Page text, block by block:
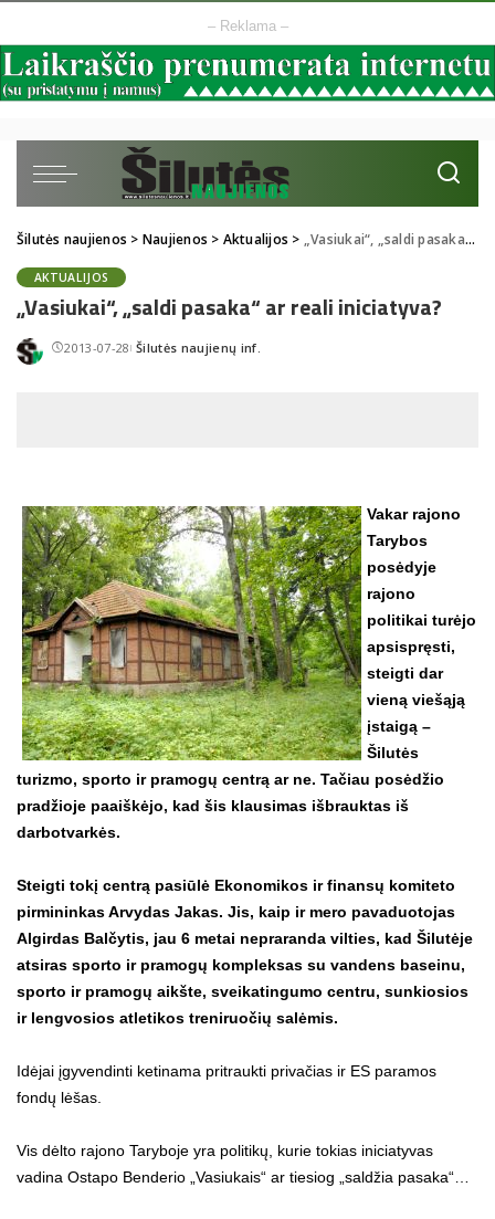
– Reklama –
Šilutės naujienos > Naujienos > Aktualijos > „Vasiukai“, „saldi pasaka“ ar reali iniciatyva?
AKTUALIJOS
„Vasiukai“, „saldi pasaka“ ar reali iniciatyva?
2013-07-28Posted
Šilutės naujienų inf.
Vakar rajono
Tarybos
posėdyje
rajono
politikai turėjo
apsispręsti,
steigti dar
vieną viešąją
įstaigą –
Šilutės
turizmo, sporto ir pramogų centrą ar ne. Tačiau posėdžio
pradžioje paaiškėjo, kad šis klausimas išbrauktas iš
darbotvarkės.
Steigti tokį centrą pasiūlė Ekonomikos ir finansų komiteto
pirmininkas Arvydas Jakas. Jis, kaip ir mero pavaduotojas
Algirdas Balčytis, jau 6 metai nepraranda vilties, kad Šilutėje
atsiras sporto ir pramogų kompleksas su vandens baseinu,
sporto ir pramogų aikšte, sveikatingumo centru, sunkiosios
ir lengvosios atletikos treniruočių salėmis.
Idėjai įgyvendinti ketinama pritraukti privačias ir ES paramos
fondų lėšas.
Vis dėlto rajono Taryboje yra politikų, kurie tokias iniciatyvas
vadina Ostapo Benderio „Vasiukais“ ar tiesiog „saldžia pasaka“…